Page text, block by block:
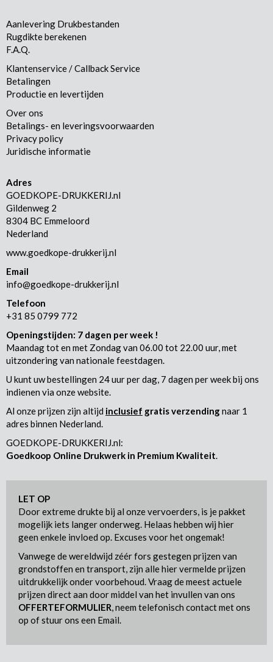
Aanlevering Drukbestanden
Rugdikte berekenen
F.A.Q.
Klantenservice / Callback Service
Betalingen
Productie en levertijden
Over ons
Betalings- en leveringsvoorwaarden
Privacy policy
Juridische informatie
Adres
GOEDKOPE-DRUKKERIJ.nl
Gildenweg 2
8304 BC Emmeloord
Nederland
www.goedkope-drukkerij.nl
Email
info@goedkope-drukkerij.nl
Telefoon
+31 85 0799 772
Openingstijden: 7 dagen per week !
Maandag tot en met Zondag van 06.00 tot 22.00 uur, met
uitzondering van nationale feestdagen.
U kunt uw bestellingen 24 uur per dag, 7 dagen per week bij ons
indienen via onze website.
Al onze prijzen zijn altijd inclusief gratis verzendingnaar 1
adres binnen Nederland.
GOEDKOPE-DRUKKERIJ.nl:
Goedkoop Online Drukwerk in Premium Kwaliteit.
LET OP
Door extreme drukte bij al onze vervoerders, is je pakket
mogelijk iets langer onderweg. Helaas hebben wij hier
geen enkele invloed op. Excuses voor het ongemak!
Vanwege de wereldwijd zéér fors gestegen prijzen van
grondstoffen en transport, zijn alle hier vermelde prijzen
uitdrukkelijk onder voorbehoud. Vraag de meest actuele
prijzen direct aan door middel van het invullen van ons
OFFERTEFORMULIER, neem telefonisch contact met ons
op of stuur ons een Email.